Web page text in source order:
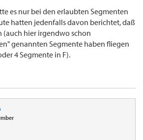
es nur bei den erlaubten Segmenten
hatten jedenfalls davon berichtet, daß
(auch hier irgendwo schon
genannten Segmente haben fliegen
4 Segmente in F).